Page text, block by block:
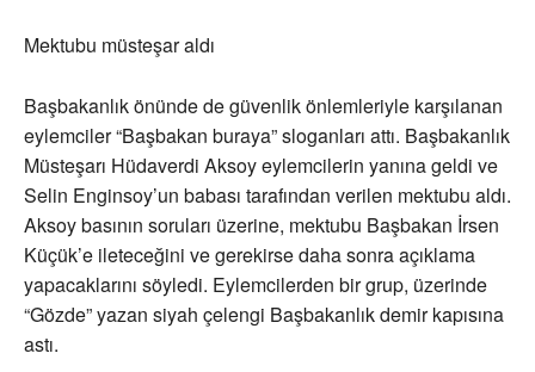
Mektubu müsteşar aldı
Başbakanlık önünde de güvenlik önlemleriyle karşılanan
eylemciler “Başbakan buraya” sloganları attı. Başbakanlık
Müsteşarı Hüdaverdi Aksoy eylemcilerin yanına geldi ve
Selin Enginsoy’un babası tarafından verilen mektubu aldı.
Aksoy basının soruları üzerine, mektubu Başbakan İrsen
Küçük’e ileteceğini ve gerekirse daha sonra açıklama
yapacaklarını söyledi. Eylemcilerden bir grup, üzerinde
“Gözde” yazan siyah çelengi Başbakanlık demir kapısına
astı.